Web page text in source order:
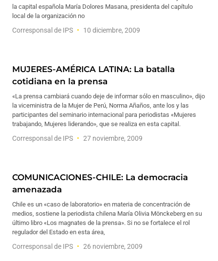
la capital española María Dolores Masana, presidenta del capítulo
local de la organización no
Corresponsal de IPS 10 diciembre, 2009
MUJERES-AMÉRICA LATINA: La batalla
cotidiana en la prensa
«La prensa cambiará cuando deje de informar sólo en masculino», dijo
la viceministra de la Mujer de Perú, Norma Añaños, ante los y las
participantes del seminario internacional para periodistas «Mujeres
trabajando, Mujeres liderando», que se realiza en esta capital.
Corresponsal de IPS 27 noviembre, 2009
COMUNICACIONES-CHILE: La democracia
amenazada
Chile es un «caso de laboratorio» en materia de concentración de
medios, sostiene la periodista chilena María Olivia Mönckeberg en su
último libro «Los magnates de la prensa». Si no se fortalece el rol
regulador del Estado en esta área,
Corresponsal de IPS 26 noviembre, 2009